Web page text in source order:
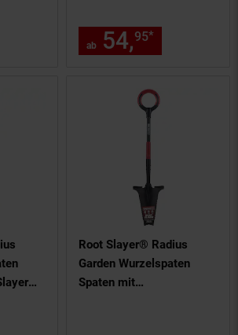
€ Sternchen
Slayer
ab 54,95*
Root Slayer® Radius
Garden Wurzelspaten
Spaten mit